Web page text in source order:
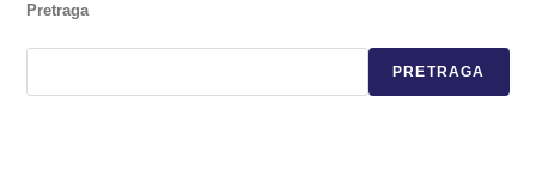
Pretraga
PRETRAGA